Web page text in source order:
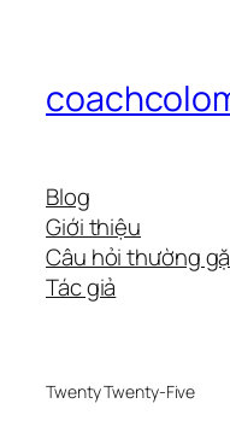
Blog
Giới thiệu
Câu hỏi thường
Tác giả
Twenty Twenty-Five